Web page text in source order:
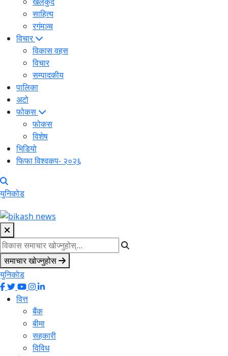
साहित्य
रगंमञ्च
विचार
विकास वहस
विचार
सम्पादकीय
पालिका
अटो
फोकस
फोकस
विशेष
भिडियो
फिफा विश्वकप- २०२६
युनिकोड
समाचार खोज्नुहोस
युनिकोड
वित्त
बैंक
बीमा
सहकारी
विविध